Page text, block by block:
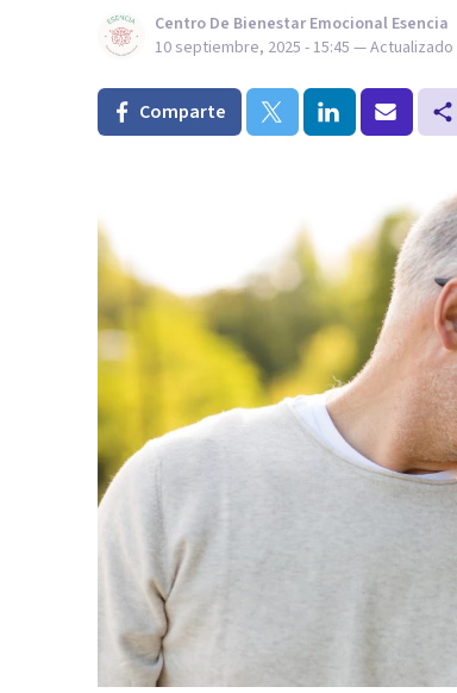
Centro De Bienestar Emocional Esencia
10 septiembre, 2025 - 15:45 — Actualizado
Comparte